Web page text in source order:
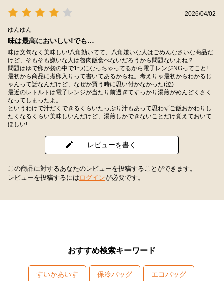
2026/04/02
ゆんゆん
味は最高においしい!でも…
味は文句なく美味しい!八角効いてて、八角嫌いな人はごめんなさいな商品だ
けど、そもそも嫌いな人は魯肉飯食べないだろうから問題ないよね？
問題はゆで卵が袋の中で1つになっちゃってるから電子レンジNGってこと!
最初から商品に煮卵入りって書いてあるからね。考えりゃ最初からわかるじ
ゃんって話なんだけど、なぜか買う時に思い付かなかった(泣)
最近のレトルトは電子レンジが当たり前過ぎてすっかり湯煎がめんどくさく
なってしまったよ。
というわけで汁だくできるくらいたっぷり汁もあって思わずご飯おかわりし
たくなるくらい美味しいんだけど、湯煎しかできないことだけ覚えておいて
ほしい!
レビューを書く
この商品に対するあなたのレビューを投稿することができます。
レビューを投稿するには ログインが必要です。
おすすめ検索キーワード
すいかあいす 保冷バッグ エコバッグ